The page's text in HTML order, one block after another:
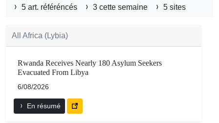
5 art. référéncés
3 cette semaine 5 sites
All Africa (Lybia)
Rwanda Receives Nearly 180 Asylum Seekers
Evacuated From Libya
6/08/2026
En résumé